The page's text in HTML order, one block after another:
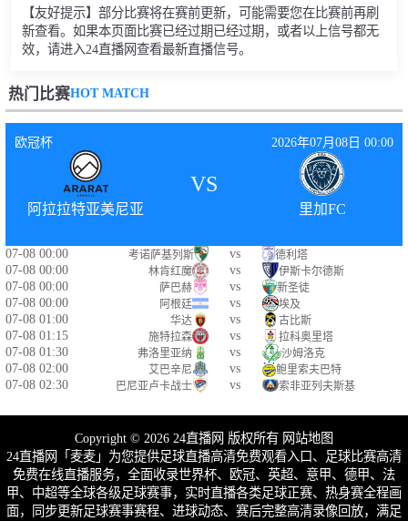
【友好提示】部分比赛将在赛前更新，可能需要您在比赛前再刷
新查看。如果本页面比赛已经过期已经过期，或者以上信号都无
效，请进入24直播网查看最新直播信号。
热门比赛HOT MATCH
欧冠杯 2026年07月08日 00:00
阿拉拉特亚美尼亚
VS
里加FC
07-08 00:00 考诺萨基列斯 vs 德利塔
07-08 00:00 林肯红魔 vs 伊斯卡尔德斯
07-08 00:00 萨巴赫 vs 新圣徒
07-08 00:00 阿根廷 vs 埃及
07-08 01:00 华达 vs 古比斯
07-08 01:15 施特拉森 vs 拉科奥里塔
07-08 01:30 弗洛里亚纳 vs 沙姆洛克
07-08 02:00 艾巴辛尼 vs 鲍里索夫巴特
07-08 02:30 巴尼亚卢卡战士 vs 索非亚列夫斯基
Copyright © 2026 24直播网 版权所有 网站地图
24直播网「麦麦」为您提供足球直播高清免费观看入口、足球比赛高清
免费在线直播服务，全面收录世界杯、欧冠、英超、意甲、德甲、法
甲、中超等全球各级足球赛事，实时直播各类足球正赛、热身赛全程画
面，同步更新足球赛事赛程、进球动态、赛后完整高清录像回放，满足